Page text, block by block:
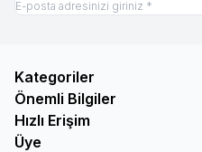
Kategoriler
Önemli Bilgiler
Hızlı Erişim
Üye